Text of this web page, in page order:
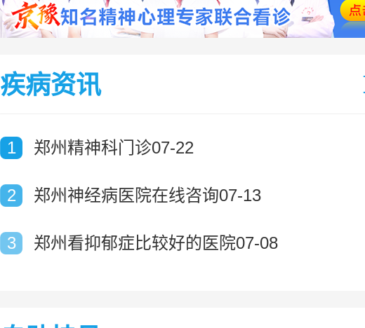
疾病资讯
1 郑州精神科门诊07-22
2 郑州神经病医院在线咨询07-13
3 郑州看抑郁症比较好的医院07-08